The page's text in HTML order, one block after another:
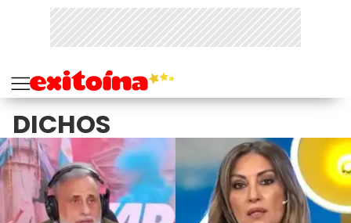
DICHOS